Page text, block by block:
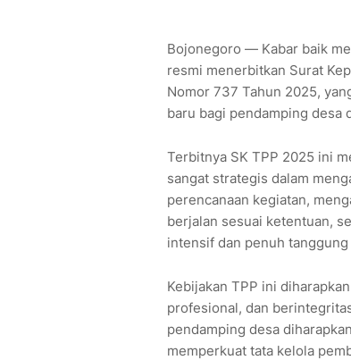
Bojonegoro — Kabar baik
resmi menerbitkan Surat
Nomor 737 Tahun 2025,
baru bagi pendamping desa
Terbitnya SK TPP 2025 ini
sangat strategis dalam
perencanaan kegiatan,
berjalan sesuai ketentuan,
intensif dan penuh tanggung
Kebijakan TPP ini
profesional, dan
pendamping desa
memperkuat tata kelola